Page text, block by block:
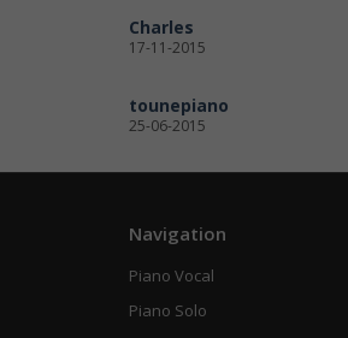
Charles
17-11-2015
tounepiano
25-06-2015
Navigation
Piano Vocal
Piano Solo